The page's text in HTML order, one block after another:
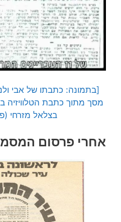
[בתמונה: כתבתו של אבי
בצלאל מזרחי (פלג,
אחרי פרסום